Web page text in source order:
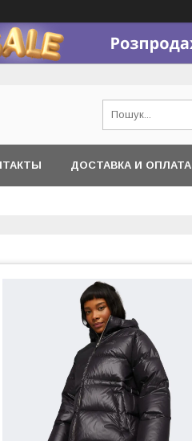
ДОСТАВКА И ОПЛАТА